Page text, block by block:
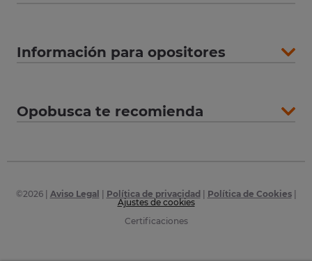
Información para opositores
Opobusca te recomienda
©2026| Aviso Legal Política de privacidad Política de Cookies|
Ajustes de cookies
Certificaciones